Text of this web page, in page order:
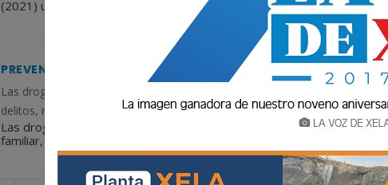
(2021) una suposición es: “aquello que se supone, se considera como
PREVENCIÓN DE LA DROGADICCIÓN
Las drogas te ofrecen su mundo, a cambio del tuyo. Las drogas son la
delitos, muchas enfermedades. Aparte de ser el elemento principal de
Las drogas te ofrecen su mundo, a cambio del tuyo. Las drogas son
familiar, delitos, muchas enfermedades. Aparte de ser el elemento